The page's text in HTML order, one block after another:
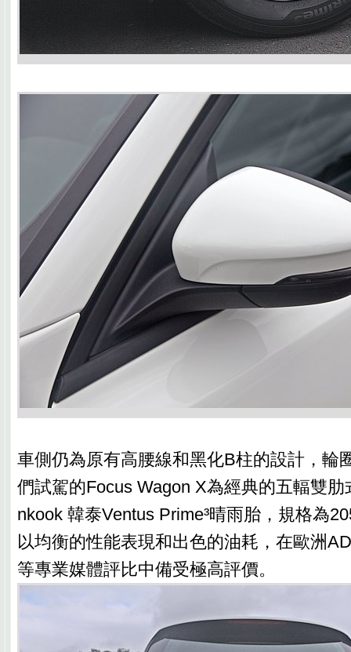
車側仍為原有高腰線和黑化B柱的設計，輪
們試駕的Focus Wagon X為經典的五輻雙
nkook 韓泰Ventus Prime³晴雨胎，規格為
以均衡的性能表現和出色的油耗，在歐洲
等專業媒體評比中備受極高評價。